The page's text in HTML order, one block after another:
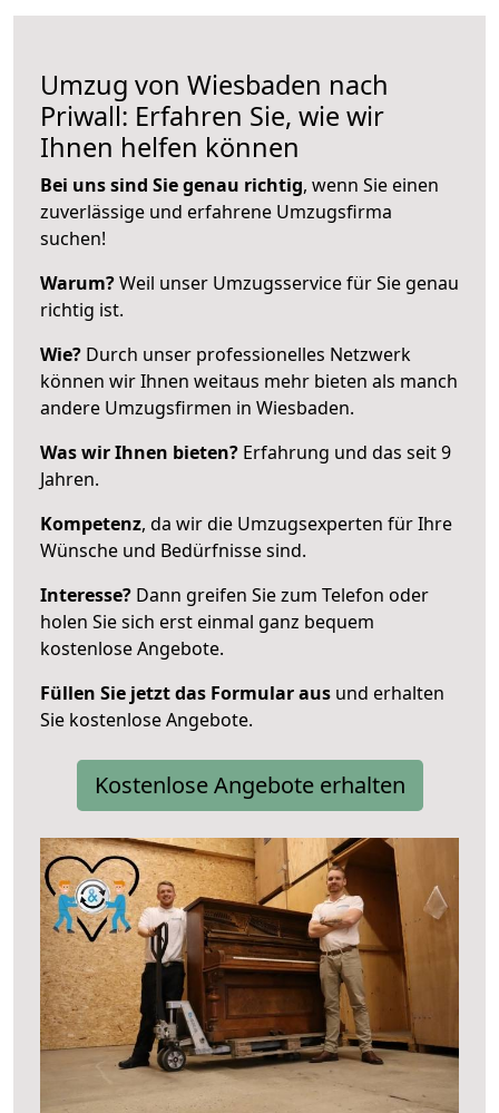
Umzug von Wiesbaden nach
Priwall: Erfahren Sie, wie wir
Ihnen helfen können
Bei uns sind Sie genau richtig, wenn Sie einen
zuverlässige und erfahrene Umzugsfirma
suchen!
Warum?Weil unser Umzugsservice für Sie genau
richtig ist.
Wie? Durch unser professionelles Netzwerk
können wir Ihnen weitaus mehr bieten als manch
andere Umzugsfirmen in Wiesbaden.
Was wir Ihnen bieten? Erfahrung und das seit 9
Jahren.
Kompetenz, da wir die Umzugsexperten für Ihre
Wünsche und Bedürfnisse sind.
Interesse? Dann greifen Sie zum Telefon oder
holen Sie sich erst einmal ganz bequem
kostenlose Angebote.
Füllen Sie jetzt das Formular aus und erhalten
Sie kostenlose Angebote.
Kostenlose Angebote erhalten